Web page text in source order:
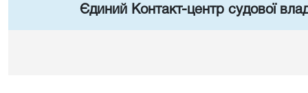
Єдиний Контакт-центр судової